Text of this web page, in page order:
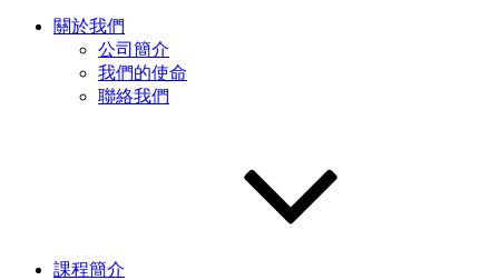
關於我們
公司簡介
我們的使命
聯絡我們
課程簡介